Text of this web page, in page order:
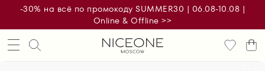
-30% на всё по промокоду SUMMER30 | 06.08-10.08 |
Online & Offline >>